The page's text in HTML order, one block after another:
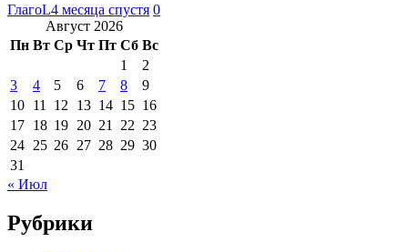
ГлагоL4 месяца спустя 0
Август 2026
Пн Вт Ср Чт Пт Сб Вс
1
2
3
4 5 6 7 8
9
10 11 12 13 14 15 16
17 18 19 20 21 22 23
24 25 26 27 28 29 30
31
« Июл
Рубрики